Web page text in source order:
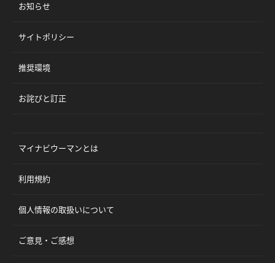
お知らせ
サイトポリシー
推奨環境
お詫びと訂正
マイナビウーマンとは
利用規約
個人情報の取扱いについて
ご意見・ご感想